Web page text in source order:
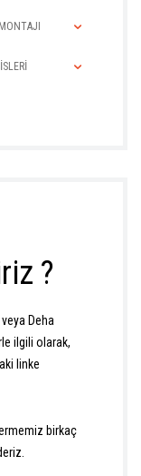
?
Deha
ilgili olarak,
linke
birkaç